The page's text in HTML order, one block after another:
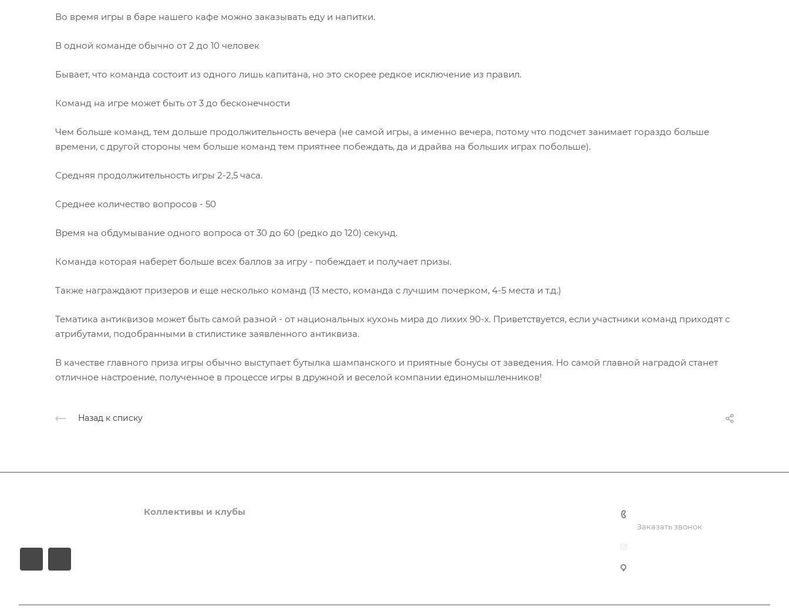
Во время игры в баре нашего кафе можно заказывать еду и напитки.
В одной команде обычно от 2 до 10 человек
Бывает, что команда состоит из одного лишь капитана, но это скорее редкое исключение из правил.
Команд на игре может быть от 3 до бесконечности
Чем больше команд, тем дольше продолжительность вечера (не самой игры, а именно вечера, потому что подсчет занимает гораздо больше
времени, с другой стороны чем больше команд тем приятнее побеждать, да и драйва на больших играх побольше).
Средняя продолжительность игры 2-2,5 часа.
Среднее количество вопросов - 50
Время на обдумывание одного вопроса от 30 до 60 (редко до 120) секунд.
Команда которая наберет больше всех баллов за игру - побеждает и получает призы.
Также награждают призеров и еще несколько команд (13 место, команда с лучшим почерком, 4-5 места и т.д.)
Тематика антиквизов может быть самой разной - от национальных кухонь мира до лихих 90-х. Приветствуется, если участники команд приходят с
атрибутами, подобранными в стилистике заявленного антиквиза.
В качестве главного приза игры обычно выступает бутылка шампанского и приятные бонусы от заведения. Но самой главной наградой станет
отличное настроение, полученное в процессе игры в дружной и веселой компании единомышленников!
Назад к списку
Коллективы и клубы
Заказать звонок